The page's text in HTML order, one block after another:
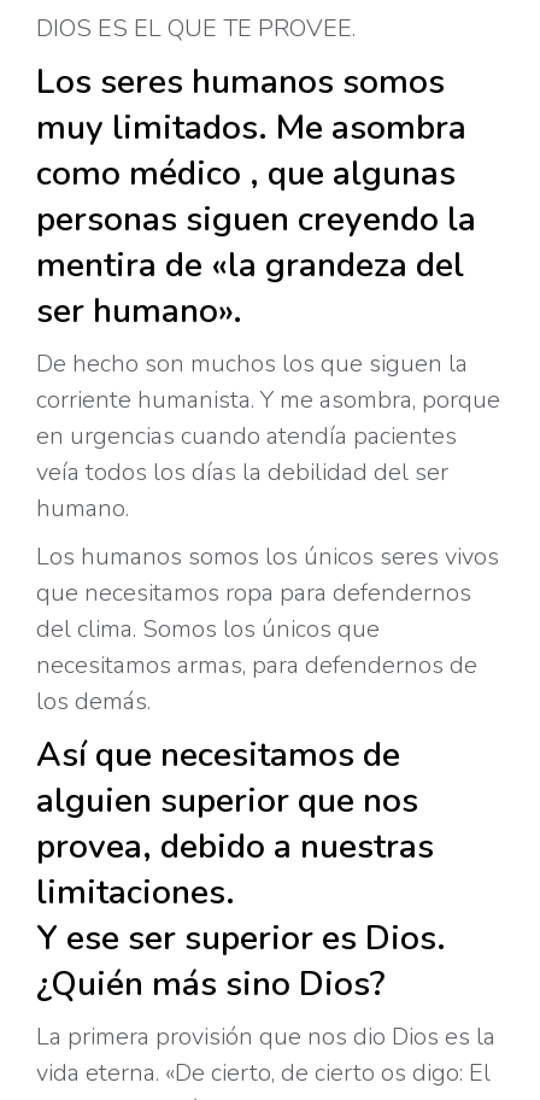
DIOS ES EL QUE TE PROVEE.
Los seres humanos somos
muy limitados. Me asombra
como médico , que algunas
personas siguen creyendo la
mentira de «la grandeza del
ser humano».
De hecho son muchos los que siguen la
corriente humanista. Y me asombra, porque
en urgencias cuando atendía pacientes
veía todos los días la debilidad del ser
humano.
Los humanos somos los únicos seres vivos
que necesitamos ropa para defendernos
del clima. Somos los únicos que
necesitamos armas, para defendernos de
los demás.
Así que necesitamos de
alguien superior que nos
provea, debido a nuestras
limitaciones.
Y ese ser superior es Dios.
¿Quién más sino Dios?
La primera provisión que nos dio Dios es la
vida eterna. «De cierto, de cierto os digo: El